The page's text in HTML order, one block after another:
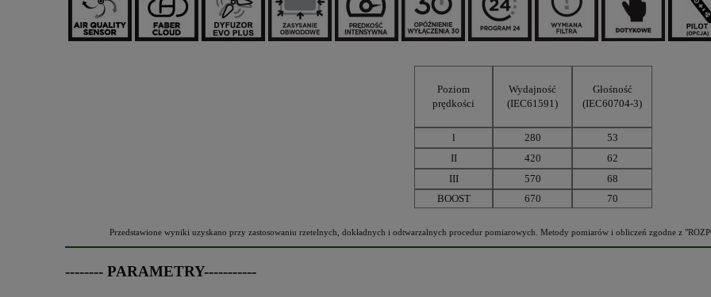
Poziom
prędkości
Wydajność
(IEC61591)
Głośność
(IEC60704-3)
l 280
53
II
420
62
III
570
68
BOOST
670 70
Przedstawione wyniki uzyskano przy zastosowaniu rzetelnych, dokładnych i odtwarzalnych procedur pomiarowych. Metody pomiarów i obliczeń zgodne z
-------- PARAMETRY-----------